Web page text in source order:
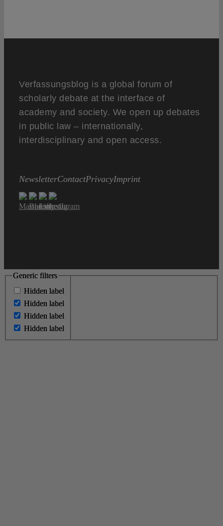
Verfassungsblog is a global forum of
scholarly debate at the interface of
academy and society. We open up debates
in public law – internationally,
interdisciplinary and open access.
NewsletterContactPrivacyImprint
Generic filters
Hidden label
Hidden label
Hidden label
Hidden label
Generic filters
Hidden label
Hidden label
Hidden label
Hidden label